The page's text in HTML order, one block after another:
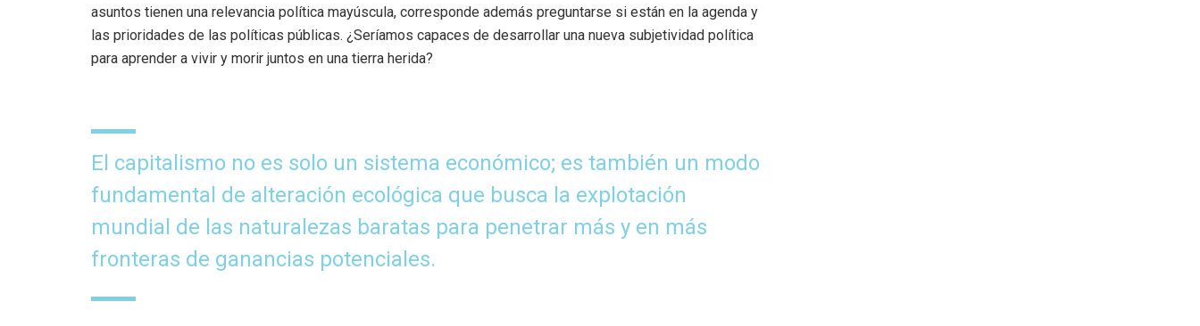
asuntos tienen una relevancia política mayúscula, corresponde además preguntarse si están en la agenda y
las prioridades de las políticas públicas. ¿Seríamos capaces de desarrollar una nueva subjetividad política
para aprender a vivir y morir juntos en una tierra herida?
El capitalismo no es solo un sistema económico; es también un modo
fundamental de alteración ecológica que busca la explotación
mundial de las naturalezas baratas para penetrar más y en más
fronteras de ganancias potenciales.